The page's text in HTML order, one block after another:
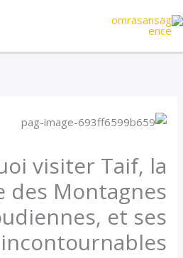
إلى
visiter Taif, la
des Montagnes
et ses